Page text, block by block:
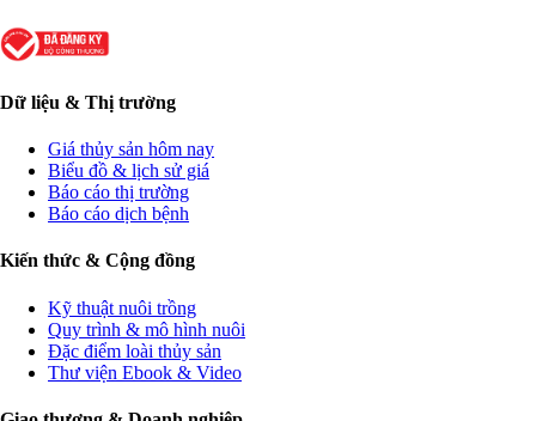
Dữ liệu & Thị trường
Giá thủy sản hôm nay
Biểu đồ & lịch sử giá
Báo cáo thị trường
Báo cáo dịch bệnh
Kiến thức & Cộng đồng
Kỹ thuật nuôi trồng
Quy trình & mô hình nuôi
Đặc điểm loài thủy sản
Thư viện Ebook & Video